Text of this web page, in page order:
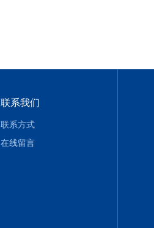
联系我们
联系方式
在线留言